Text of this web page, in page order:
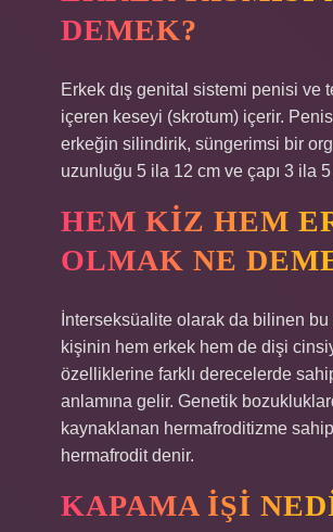
DEMEK?
Erkek dış genital sistemi penisi ve
içeren keseyi (skrotum) içerir.
erkeğin silindirik, süngerimsi bir
uzunluğu 5 ila 12 cm ve çapı 3 ila 5
HEM KIZ HEM
OLMAK NE
İnterseksüalite olarak da bilinen
kişinin hem erkek hem de dişi
özelliklerine farklı derecelerde
anlamına gelir. Genetik
kaynaklanan hermafroditizme
hermafrodit denir.
KAPAMA IŞI